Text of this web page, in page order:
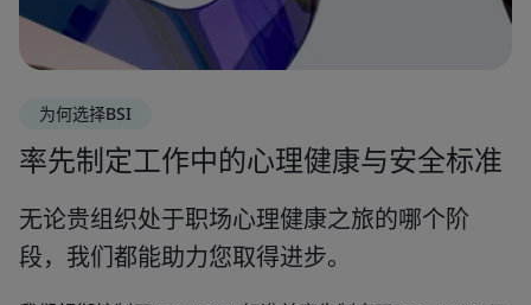
为何选择BSI
率先制定工作中的心理健康与安全标准
无论贵组织处于职场心理健康之旅的哪个阶
段，我们都能助力您取得进步。